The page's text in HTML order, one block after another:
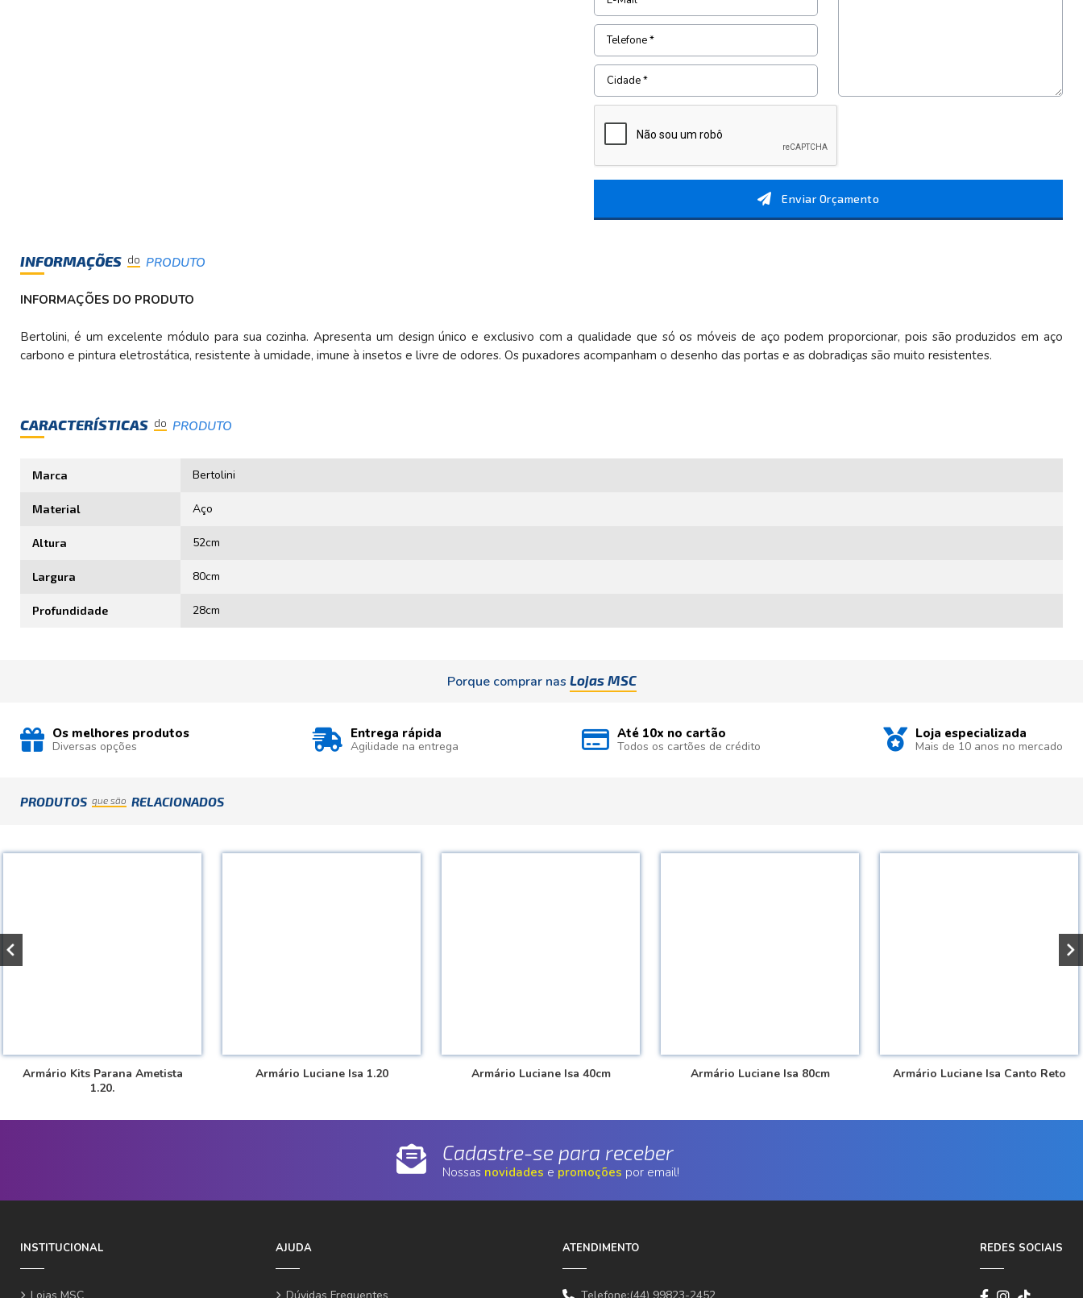
Enviar Orçamento
INFORMAÇÕES do PRODUTO
INFORMAÇÕES DO PRODUTO
Bertolini, é um excelente módulo para sua cozinha. Apresenta um design único e exclusivo com a qualidade que só os móveis de aço podem proporcionar, pois são produzidos em aço
carbono e pintura eletrostática, resistente à umidade, imune à insetos e livre de odores. Os puxadores acompanham o desenho das portas e as dobradiças são muito resistentes.
CARACTERÍSTICAS do PRODUTO
Marca Bertolini
Material Aço
Altura 52cm
Largura 80cm
Profundidade 28cm
Porque comprar nas Lojas MSC
Os melhores produtos
Diversas opções
Entrega rápida
Agilidade na entrega
Até 10x no cartão
Todos os cartões de crédito
Loja especializada
Mais de 10 anos no mercado
PRODUTOS que são RELACIONADOS
Armário Kits Parana Ametista
1.20.
Armário Luciane Isa 1.20 Armário Luciane Isa 40cm Armário Luciane Isa 80cm Armário Luciane Isa Canto Reto
Cadastre-se para receber
Nossas novidades e promoções por email!
INSTITUCIONAL AJUDA ATENDIMENTO REDES SOCIAIS